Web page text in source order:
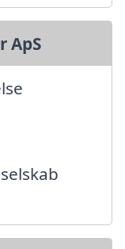
ApS